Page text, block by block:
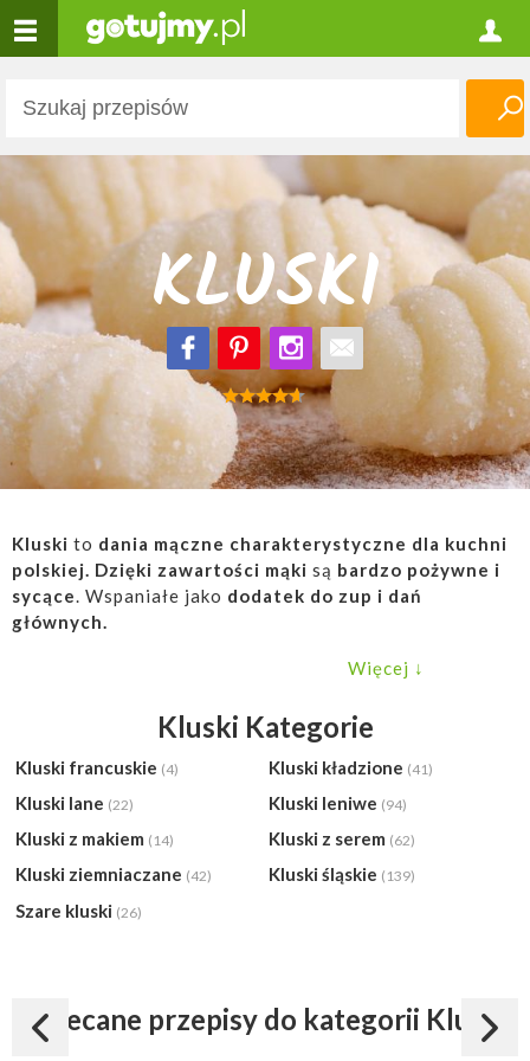
KLUSKI
Kluski to dania mączne charakterystyczne dla kuchni
polskiej. Dzięki zawartości mąki są bardzo pożywne i
sycące. Wspaniałe jako dodatek do zup i dań
głównych.
gotować je w dużej ilości wody,zawsze wkładać
wiele rodzajów tegomącznegoi sycącego przysmaku
knedli.
Zacierk
i, które z pewnością pamiętamy z dzieciństwa
z pełnowartościowym masłem lub sosem mięsnym.
możemy zapominać także o cudownychkluskach na
parze
, serwowanych na słodko - w towarzystwie
Więcej ↓
Kluski Kategorie
Kluski francuskie (4) Kluski kładzione (41)
Kluski lane (22) Kluski leniwe (94)
Kluski z makiem (14) Kluski z serem (62)
Kluski ziemniaczane (42) Kluski śląskie (139)
Szare kluski (26)
Polecane przepisy do kategorii Kluski